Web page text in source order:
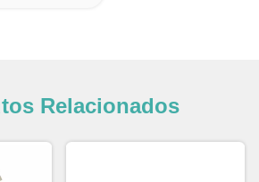
Relacionados